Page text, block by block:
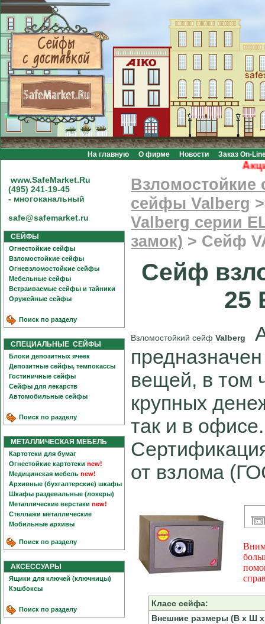
На главную О фирме Новости Заказ On-
www.SafeMarket.Ru
(495) 241-19-45
- многоканальный
safe@safemarket.ru
СЕЙФЫ
Огнестойкие сейфы
Взломостойкие сейфы
Огневзломостойкие сейфы
Мебельные сейфы
Встраиваемые сейфы и тайники
Оружейные сейфы
Поиск по разделу
СПЕЦИАЛЬНЫЕ СЕЙФЫ
Блоки депозитных ячеек
Депозитные сейфы, темпокассы
Гостиничные сейфы
Сейфы для лекарств
Автомобильные сейфы
Поиск по разделу
МЕТАЛЛИЧЕСКАЯ МЕБЕЛЬ
Картотеки для бумаг
Огнестойкие картотеки new!
Медицинская мебель new!
Архивные (бухгалтерские) шкафы
Шкафы раздевальные (локеры)
Металлические верстаки new!
Стеллажи металлические
Мобильные архивы
Поиск по разделу
АКСЕССУАРЫ
Ящики для ключей (ключницы)
Кэшбоксы
Поиск по разделу
сейфы Valberg
Valberg серии
замок) > Сейф
Сейф
25
Взломостойкий сейф Valberg
вещей, в том
крупных
так и в офисе.
от взлома
Класс сейфа:
Внешние размеры (В х Ш